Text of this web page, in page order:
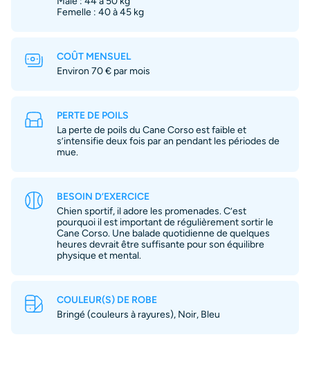
Femelle : 40 à 45 kg
COÛT MENSUEL
Environ 70 € par mois
PERTE DE POILS
La perte de poils du Cane Corso est faible et
s’intensifie deux fois par an pendant les périodes de
mue.
BESOIN D’EXERCICE
Chien sportif, il adore les promenades. C’est
pourquoi il est important de régulièrement sortir le
Cane Corso. Une balade quotidienne de quelques
heures devrait être suffisante pour son équilibre
physique et mental.
COULEUR(S) DE ROBE
Bringé (couleurs à rayures), Noir, Bleu